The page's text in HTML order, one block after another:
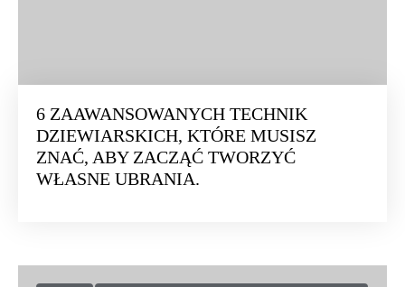
6 ZAAWANSOWANYCH TECHNIK
DZIEWIARSKICH, KTÓRE MUSISZ
ZNAĆ, ABY ZACZĄĆ TWORZYĆ
WŁASNE UBRANIA.